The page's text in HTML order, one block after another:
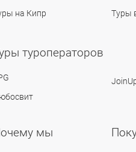
на Кипр
Туры
туроператоров
мы